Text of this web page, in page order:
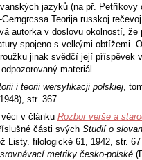
jazyků (na př.
Teorija russkoj
autorka v doslovu okolností,
spojeno s velkými obtížemi.
jinak svědčí její příspěvek
materiál.
i teorii wersyfikacji polskiej ,
str. 367.
v článku Rozbor verše a
části svých Studií o
Listy. filologické 61, 1942, str.
metriky česko-polské